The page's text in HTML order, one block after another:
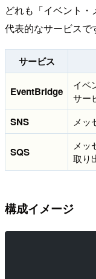
どれも「イベント
代表的なサービスで
サービス
EventBridge
イベ
サー
SNS メッ
SQS
メッ
取り
構成イメージ
[イベン